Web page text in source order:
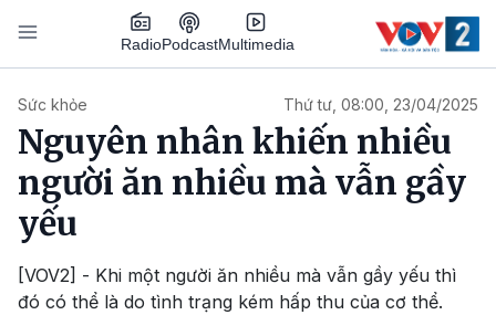
Nhảy đến nội dung
RadioPodcastMultimedia
Sức khỏe Thứ tư, 08:00, 23/04/2025
Nguyên nhân khiến nhiều
người ăn nhiều mà vẫn gầy
yếu
[VOV2] - Khi một người ăn nhiều mà vẫn gầy yếu thì
đó có thể là do tình trạng kém hấp thu của cơ thể.